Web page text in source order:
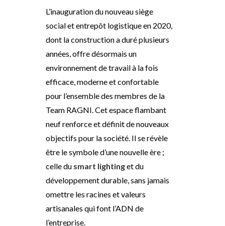
L’inaugurationdu nouveau siège
social et entrepôt logistique en 2020,
dont la construction a duré plusieurs
années,offre désormais un
environnement de travail à la fois
efficace, moderne et confortable
pour l’ensembledes membres de la
Team RAGNI.Cet espace flambant
neuf renforce et définit de nouveaux
objectifs pour la société. Il se révèle
être le symbole d’une nouvelle ère ;
celle du smart lightinget du
développement durable,sans jamais
omettre les racines et valeurs
artisanales qui font l’ADN de
l’entreprise.